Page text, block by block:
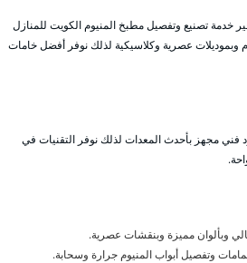
خدمة تصنيع وتفصيل مطبخ المنيوم الكويت للمنازل
وبموديلات عصرية وكلاسيكية لذلك نوفر أفضل خامات
فني مجهز بأحدث المعدات لذلك نوفر التقنيات في
وبألوان مميزة وبنقشات عصرية.
وتفصيل أبواب المنيوم جرارة وسحابة.